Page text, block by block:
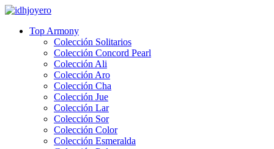
Top Armony
Colección Solitarios
Colección Concord Pearl
Colección Ali
Colección Aro
Colección Cha
Colección Jue
Colección Lar
Colección Sor
Colección Color
Colección Esmeralda